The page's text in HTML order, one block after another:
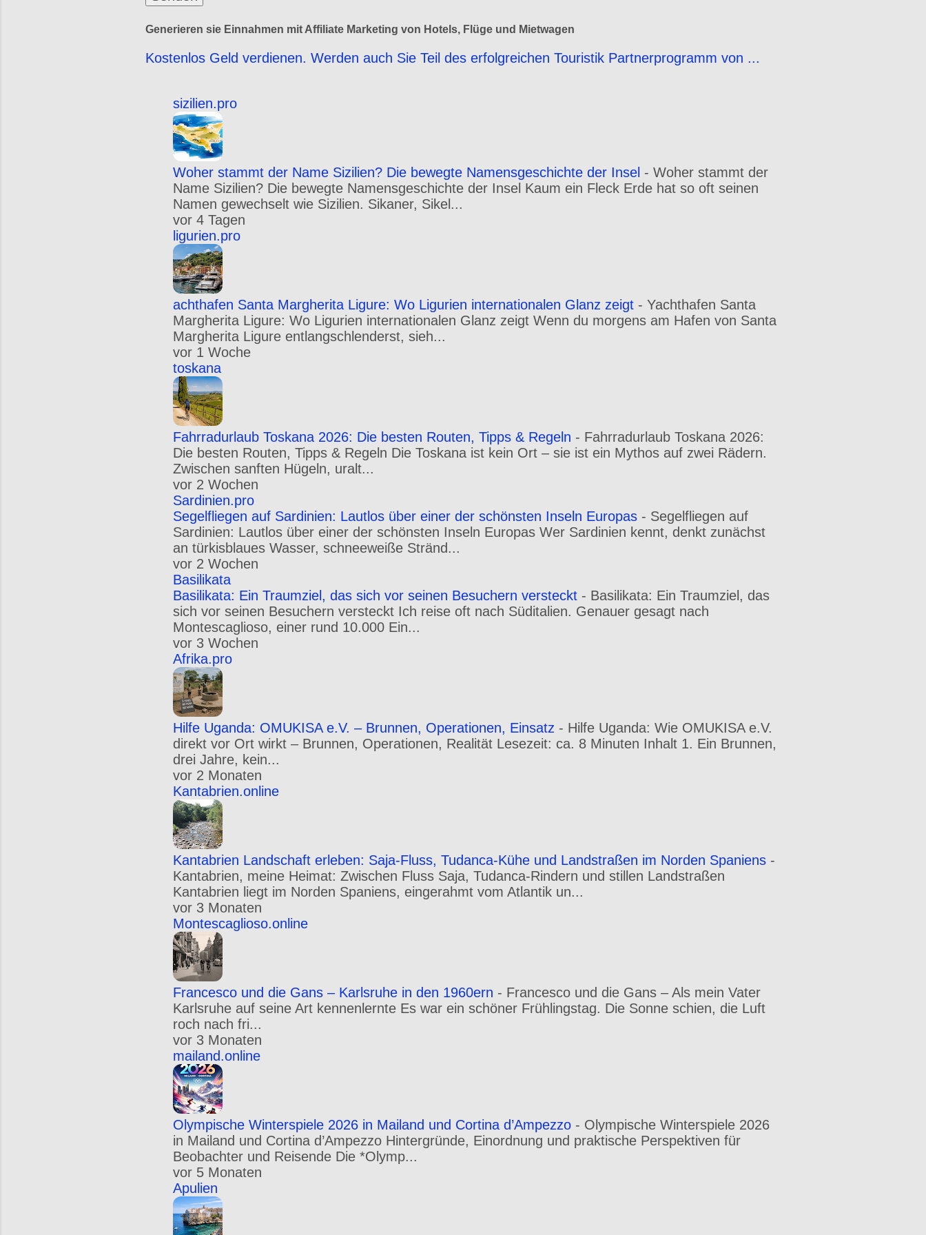
Generieren sie Einnahmen mit Affiliate Marketing von Hotels, Flüge und Mietwagen
Kostenlos Geld verdienen. Werden auch Sie Teil des erfolgreichen Touristik Partnerprogramm von ...
sizilien.pro
Woher stammt der Name Sizilien? Die bewegte Namensgeschichte der Insel - Woher stammt der
Name Sizilien? Die bewegte Namensgeschichte der Insel Kaum ein Fleck Erde hat so oft seinen
Namen gewechselt wie Sizilien. Sikaner, Sikel...
vor 4 Tagen
ligurien.pro
achthafen Santa Margherita Ligure: Wo Ligurien internationalen Glanz zeigt - Yachthafen Santa
Margherita Ligure: Wo Ligurien internationalen Glanz zeigt Wenn du morgens am Hafen von Santa
Margherita Ligure entlangschlenderst, sieh...
vor 1 Woche
toskana
Fahrradurlaub Toskana 2026: Die besten Routen, Tipps & Regeln - Fahrradurlaub Toskana 2026:
Die besten Routen, Tipps & Regeln Die Toskana ist kein Ort – sie ist ein Mythos auf zwei Rädern.
Zwischen sanften Hügeln, uralt...
vor 2 Wochen
Sardinien.pro
Segelfliegen auf Sardinien: Lautlos über einer der schönsten Inseln Europas - Segelfliegen auf
Sardinien: Lautlos über einer der schönsten Inseln Europas Wer Sardinien kennt, denkt zunächst
an türkisblaues Wasser, schneeweiße Stränd...
vor 2 Wochen
Basilikata
Basilikata: Ein Traumziel, das sich vor seinen Besuchern versteckt - Basilikata: Ein Traumziel, das
sich vor seinen Besuchern versteckt Ich reise oft nach Süditalien. Genauer gesagt nach
Montescaglioso, einer rund 10.000 Ein...
vor 3 Wochen
Afrika.pro
Hilfe Uganda: OMUKISA e.V. – Brunnen, Operationen, Einsatz - Hilfe Uganda: Wie OMUKISA e.V.
direkt vor Ort wirkt – Brunnen, Operationen, Realität Lesezeit: ca. 8 Minuten Inhalt 1. Ein Brunnen,
drei Jahre, kein...
vor 2 Monaten
Kantabrien.online
Kantabrien Landschaft erleben: Saja-Fluss, Tudanca-Kühe und Landstraßen im Norden Spaniens -
Kantabrien, meine Heimat: Zwischen Fluss Saja, Tudanca-Rindern und stillen Landstraßen
Kantabrien liegt im Norden Spaniens, eingerahmt vom Atlantik un...
vor 3 Monaten
Montescaglioso.online
Francesco und die Gans – Karlsruhe in den 1960ern - Francesco und die Gans – Als mein Vater
Karlsruhe auf seine Art kennenlernte Es war ein schöner Frühlingstag. Die Sonne schien, die Luft
roch nach fri...
vor 3 Monaten
mailand.online
Olympische Winterspiele 2026 in Mailand und Cortina d’Ampezzo - Olympische Winterspiele 2026
in Mailand und Cortina d’Ampezzo Hintergründe, Einordnung und praktische Perspektiven für
Beobachter und Reisende Die *Olymp...
vor 5 Monaten
Apulien